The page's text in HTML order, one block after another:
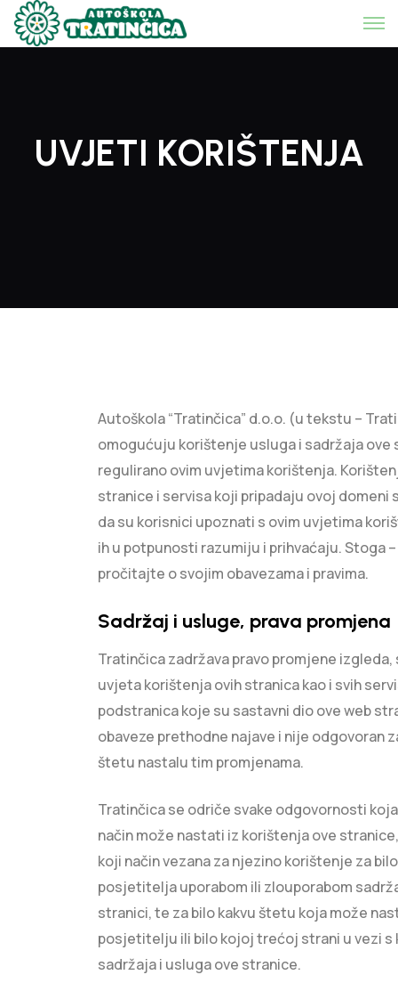
UVJETI KORIŠTENJA
Autoškola “Tratinčica” d.o.o. (u tekstu –
omogućuju korištenje usluga i sadržaja ove
regulirano ovim uvjetima korištenja.
stranice i servisa koji pripadaju ovoj domeni
da su korisnici upoznati s ovim uvjetima
ih u potpunosti razumiju i prihvaćaju. Stoga
pročitajte o svojim obavezama i pravima.
Sadržaj i usluge, prava promjena
Tratinčica zadržava pravo promjene izgleda,
uvjeta korištenja ovih stranica kao i svih
podstranica koje su sastavni dio ove web
obaveze prethodne najave i nije odgovoran
štetu nastalu tim promjenama.
Tratinčica se odriče svake odgovornosti
način može nastati iz korištenja ove
koji način vezana za njezino korištenje za
posjetitelja uporabom ili zlouporabom
stranici, te za bilo kakvu štetu koja može
posjetitelju ili bilo kojoj trećoj strani u vezi s
sadržaja i usluga ove stranice.